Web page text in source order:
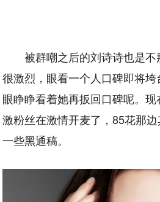
被群嘲之后的刘诗诗也是
很激烈，眼看一个人口碑即将
眼睁睁看着她再扳回口碑呢。
激粉丝在激情开麦了，85花那
一些黑通稿。